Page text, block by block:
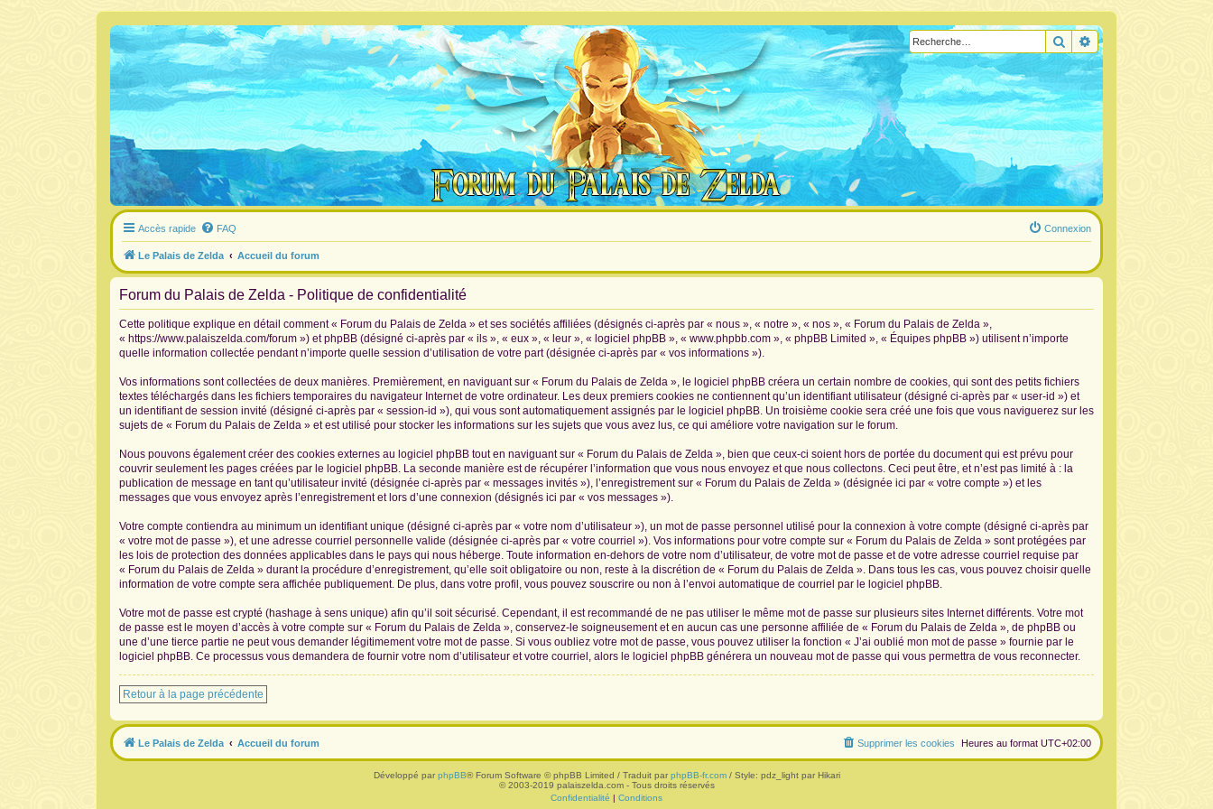
RechercherRecherche avancée
Accès rapide FAQ Connexion
Le Palais de Zelda Accueil du forum
Forum du Palais de Zelda - Politique de confidentialité
Cette politique explique en détail comment « Forum du Palais de Zelda » et ses sociétés affiliées (désignés ci-après par « nous », « notre », « nos », « Forum du Palais de Zelda »,
« https://www.palaiszelda.com/forum ») et phpBB (désigné ci-après par « ils », « eux », « leur », « logiciel phpBB », « www.phpbb.com », « phpBB Limited », « Équipes phpBB ») utilisent n’importe
quelle information collectée pendant n’importe quelle session d’utilisation de votre part (désignée ci-après par « vos informations »).
Vos informations sont collectées de deux manières. Premièrement, en naviguant sur « Forum du Palais de Zelda », le logiciel phpBB créera un certain nombre de cookies, qui sont des petits fichiers
textes téléchargés dans les fichiers temporaires du navigateur Internet de votre ordinateur. Les deux premiers cookies ne contiennent qu’un identifiant utilisateur (désigné ci-après par « user-id ») et
un identifiant de session invité (désigné ci-après par « session-id »), qui vous sont automatiquement assignés par le logiciel phpBB. Un troisième cookie sera créé une fois que vous naviguerez sur les
sujets de « Forum du Palais de Zelda » et est utilisé pour stocker les informations sur les sujets que vous avez lus, ce qui améliore votre navigation sur le forum.
Nous pouvons également créer des cookies externes au logiciel phpBB tout en naviguant sur « Forum du Palais de Zelda », bien que ceux-ci soient hors de portée du document qui est prévu pour
couvrir seulement les pages créées par le logiciel phpBB. La seconde manière est de récupérer l’information que vous nous envoyez et que nous collectons. Ceci peut être, et n’est pas limité à : la
publication de message en tant qu’utilisateur invité (désignée ci-après par « messages invités »), l’enregistrement sur « Forum du Palais de Zelda » (désignée ici par « votre compte ») et les
messages que vous envoyez après l’enregistrement et lors d’une connexion (désignés ici par « vos messages »).
Votre compte contiendra au minimum un identifiant unique (désigné ci-après par « votre nom d’utilisateur »), un mot de passe personnel utilisé pour la connexion à votre compte (désigné ci-après par
« votre mot de passe »), et une adresse courriel personnelle valide (désignée ci-après par « votre courriel »). Vos informations pour votre compte sur « Forum du Palais de Zelda » sont protégées par
les lois de protection des données applicables dans le pays qui nous héberge. Toute information en-dehors de votre nom d’utilisateur, de votre mot de passe et de votre adresse courriel requise par
« Forum du Palais de Zelda » durant la procédure d’enregistrement, qu’elle soit obligatoire ou non, reste à la discrétion de « Forum du Palais de Zelda ». Dans tous les cas, vous pouvez choisir quelle
information de votre compte sera affichée publiquement. De plus, dans votre profil, vous pouvez souscrire ou non à l’envoi automatique de courriel par le logiciel phpBB.
Votre mot de passe est crypté (hashage à sens unique) afin qu’il soit sécurisé. Cependant, il est recommandé de ne pas utiliser le même mot de passe sur plusieurs sites Internet différents. Votre mot
de passe est le moyen d’accès à votre compte sur « Forum du Palais de Zelda », conservez-le soigneusement et en aucun cas une personne affiliée de « Forum du Palais de Zelda », de phpBB ou
une d’une tierce partie ne peut vous demander légitimement votre mot de passe. Si vous oubliez votre mot de passe, vous pouvez utiliser la fonction « J’ai oublié mon mot de passe » fournie par le
logiciel phpBB. Ce processus vous demandera de fournir votre nom d’utilisateur et votre courriel, alors le logiciel phpBB générera un nouveau mot de passe qui vous permettra de vous reconnecter.
Retour à la page précédente
Le Palais de Zelda Accueil du forum Heures au format UTC+02:00
Supprimer les cookies
Développé par phpBB® Forum Software © phpBB Limited / Traduit par phpBB-fr.com/ Style: pdz_light par Hikari
© 2003-2019 palaiszelda.com - Tous droits réservés
Confidentialité | Conditions